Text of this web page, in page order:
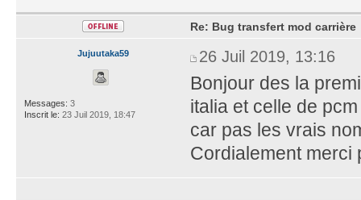
Jujuutaka59
Messages: 3
Inscrit le: 23 Juil 2019, 18:47
Re: Bug transfert mod carrière
26 Juil 2019, 13:16
Bonjour des la
italia et celle de
car pas les vrais
Cordialement merci